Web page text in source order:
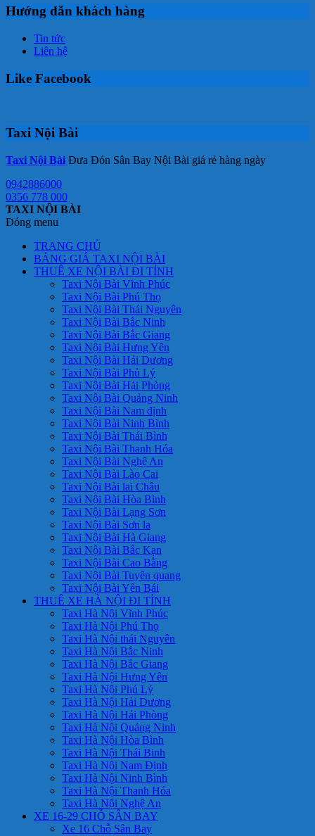
Hướng dẫn khách hàng
Tin tức
Liên hệ
Like Facebook
Taxi Nội Bài
Taxi Nội Bài Đưa Đón Sân Bay Nội Bài giá rẻ hàng ngày
0942886000
0356 778 000
TAXI NỘI BÀI
Đóng menu
TRANG CHỦ
BẢNG GIÁ TAXI NỘI BÀI
THUÊ XE NỘI BÀI ĐI TỈNH
Taxi Nội Bài Vĩnh Phúc
Taxi Nội Bài Phú Thọ
Taxi Nội Bài Thái Nguyên
Taxi Nội Bài Bắc Ninh
Taxi Nội Bài Bắc Giang
Taxi Nội Bài Hưng Yên
Taxi Nội Bài Hải Dương
Taxi Nội Bài Phủ Lý
Taxi Nội Bài Hải Phòng
Taxi Nội Bài Quảng Ninh
Taxi Nội Bài Nam định
Taxi Nội Bài Ninh Bình
Taxi Nội Bài Thái Bình
Taxi Nội Bài Thanh Hóa
Taxi Nội Bài Nghệ An
Taxi Nội Bài Lào Cai
Taxi Nội Bài lai Châu
Taxi Nội Bài Hòa Bình
Taxi Nội Bài Lạng Sơn
Taxi Nội Bài Sơn la
Taxi Nội Bài Hà Giang
Taxi Nội Bài Bắc Kạn
Taxi Nội Bài Cao Bằng
Taxi Nội Bài Tuyên quang
Taxi Nội Bài Yên Bái
THUÊ XE HÀ NỘI ĐI TỈNH
Taxi Hà Nội Vĩnh Phúc
Taxi Hà Nội Phú Thọ
Taxi Hà Nội thái Nguyên
Taxi Hà Nội Bắc Ninh
Taxi Hà Nội Bắc Giang
Taxi Hà Nội Hưng Yên
Taxi Hà Nội Phủ Lý
Taxi Hà Nội Hải Dương
Taxi Hà Nội Hải Phòng
Taxi Hà Nội Quảng Ninh
Taxi Hà Nội Hòa Bình
Taxi Hà Nội Thái Binh
Taxi Hà Nội Nam Định
Taxi Hà Nội Ninh Bình
Taxi Hà Nội Thanh Hóa
Taxi Hà Nội Nghệ An
XE 16-29 CHỖ SÂN BAY
Xe 16 Chỗ Sân Bay